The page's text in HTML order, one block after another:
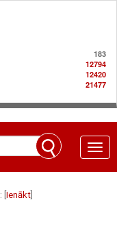
183
12794
12420
21477
Toggle
Ienākt